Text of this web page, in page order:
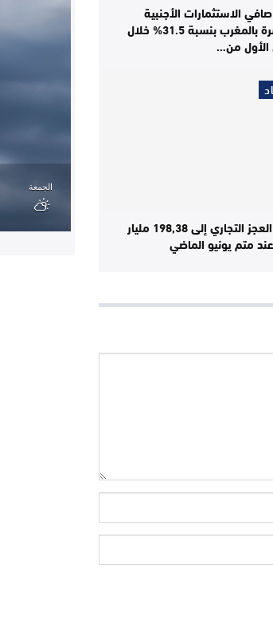
صافي الاستثمارات الأجنبية
المباشرة بالمغرب بنسبة 31.5% خلال
الأول من…
ارتفاع العجز التجاري إلى 198,38 مليار
متم يونيو الماضي
الجمعة